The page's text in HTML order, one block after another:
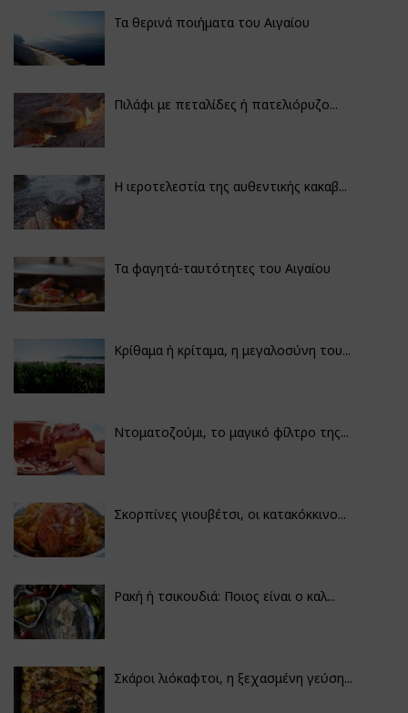
Τα θερινά ποιήματα του Αιγαίου
Πιλάφι με πεταλίδες ή πατελιόρυζο...
Η ιεροτελεστία της αυθεντικής κακαβ...
Τα φαγητά-ταυτότητες του Αιγαίου
Κρίθαμα ή κρίταμα, η μεγαλοσύνη του...
Ντοματοζούμι, το μαγικό φίλτρο της...
Σκορπίνες γιουβέτσι, οι κατακόκκινο...
Ρακή ή τσικουδιά: Ποιος είναι ο καλ...
Σκάροι λιόκαφτοι, η ξεχασμένη γεύση...